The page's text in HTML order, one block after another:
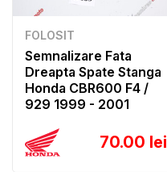
FOLOSIT
Semnalizare Fata
Dreapta Spate Stanga
Honda CBR600 F4 /
929 1999 - 2001
70.00 lei